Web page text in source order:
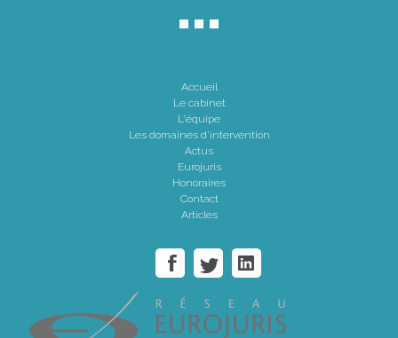
Accueil
Le cabinet
L'équipe
Les domaines d'intervention
Actus
Eurojuris
Honoraires
Contact
Articles